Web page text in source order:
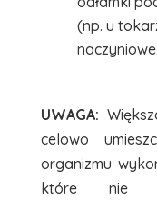
(np. u
UWAGA:
celowo
organizmu
które nie